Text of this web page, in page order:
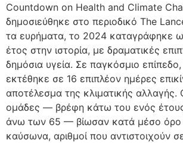
Countdown on Health and Climate
δημοσιεύθηκε στο περιοδικό The
τα ευρήματα, το 2024 καταγράφηκε
έτος στην ιστορία, με δραματικές
δημόσια υγεία. Σε παγκόσμιο
εκτέθηκε σε 16 επιπλέον ημέρες
αποτέλεσμα της κλιματικής αλλαγής.
ομάδες — βρέφη κάτω του ενός έτους
άνω των 65 — βίωσαν κατά μέσο όρο
καύσωνα, αριθμοί που αντιστοιχούν